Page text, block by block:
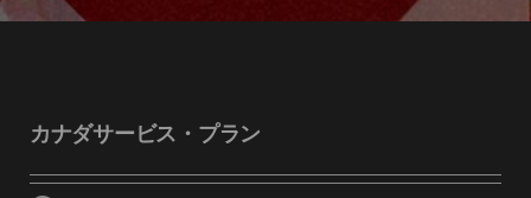
カナダサービス・プラン